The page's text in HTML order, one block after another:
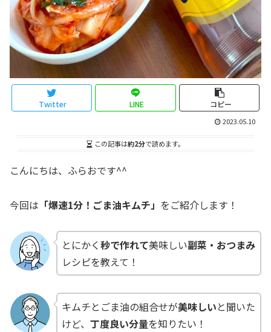
Twitter LINE コピー
2023.05.10
この記事は約2分で読めます。
こんにちは、ふらおです^^
今回は 「爆速1分！ごま油キムチ」 をご紹介します！
とにかく 秒で作れて美味しい副菜・おつまみ
レシピを教えて！
キムチとごま油の組合せが美味しいと聞いた
けど、 丁度良い分量を知りたい！